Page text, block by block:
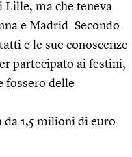
Lille, ma che teneva
e Madrid. Secondo
e le sue conoscenze
partecipato ai festini,
fossero delle
da 1,5 milioni di euro